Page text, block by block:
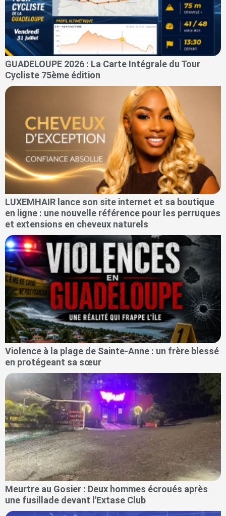
GUADELOUPE 2026 : La Carte Intégrale du Tour
Cycliste 75ème édition
LUXEMHAIR lance son site internet et sa boutique
en ligne : une nouvelle référence pour les perruques
et extensions en cheveux naturels
Violence à la plage de Sainte-Anne : un frère blessé
en protégeant sa sœur
Meurtre au Gosier : Deux hommes écroués après
une fusillade devant l'Extase Club